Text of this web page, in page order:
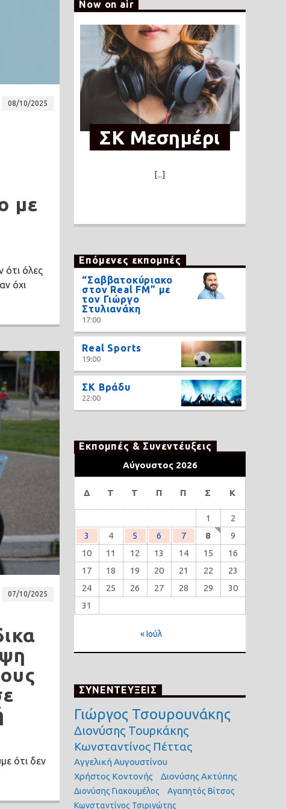
08/10/2025
με
ότι όλες
όχι
07/10/2025
ότι δεν
Now on air
ΣΚ Μεσημέρι
[...]
Επόμενες εκπομπές
“Σαββατοκύριακο
στον Real FM” με
τον Γιώργο
Στυλιανάκη
17:00
Real Sports
19:00
ΣΚ Βράδυ
22:00
Εκπομπές & Συνεντέυξεις
Αύγουστος 2026
Δ Τ Τ Π Π Σ Κ
1
2
3
4 5 6 7 8
9
10
11 12 13 14 15
16
17
18 19 20 21 22
23
24
25 26 27 28 29
30
31
« Ιούλ
ΣΥΝΕΝΤΕΥΞΕΙΣ
Γιώργος Τσουρουνάκης
Διονύσης Τουρκάκης
Κωνσταντίνος Πέττας
Αγγελική Αυγουστίνου
Χρήστος Κοντονής
Διονύσης Ακτύπης
Διονύσης Γιακουμέλος
Αγαπητός Βίτσος
Κωνσταντίνος Τσιριγώτης